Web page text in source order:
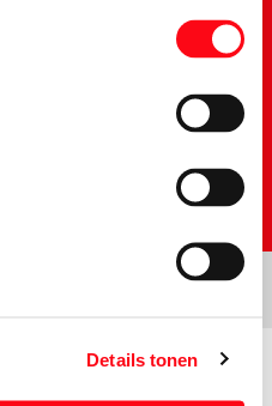
Details tonen
Aanbiedingen op deze